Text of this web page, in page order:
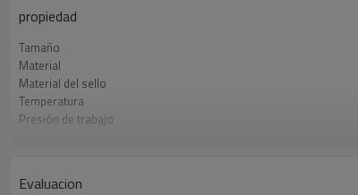
propiedad
Tamaño
Material
Material del sello
Temperatura
Presión de trabajo
Evaluacion